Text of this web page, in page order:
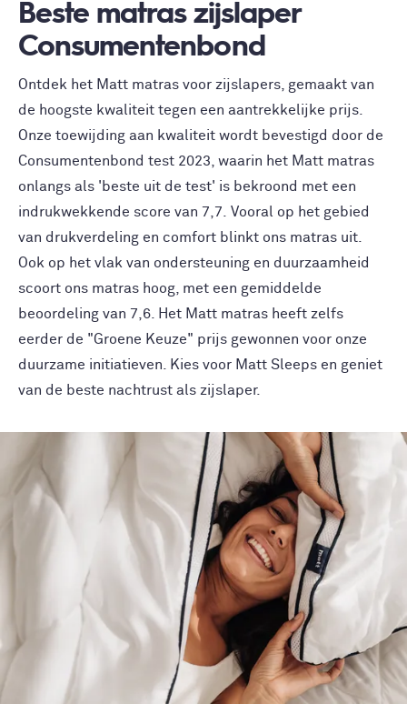
Beste matras zijslaper
Consumentenbond
Ontdek het Matt matras voor zijslapers, gemaakt van
de hoogste kwaliteit tegen een aantrekkelijke prijs.
Onze toewijding aan kwaliteit wordt bevestigd door de
Consumentenbond test 2023, waarin het Matt matras
onlangs als 'beste uit de test' is bekroond met een
indrukwekkende score van 7,7. Vooral op het gebied
van drukverdeling en comfort blinkt ons matras uit.
Ook op het vlak van ondersteuning en duurzaamheid
scoort ons matras hoog, met een gemiddelde
beoordeling van 7,6. Het Matt matras heeft zelfs
eerder de "Groene Keuze" prijs gewonnen voor onze
duurzame initiatieven. Kies voor Matt Sleeps en geniet
van de beste nachtrust als zijslaper.